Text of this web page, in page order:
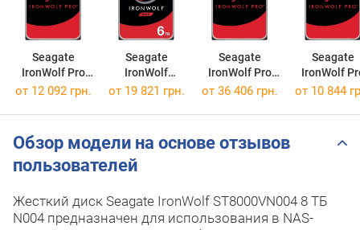
Seagate
IronWolf Pro
ST8000NT001
Seagate
IronWolf
ST8000VN0022
Seagate
IronWolf Pro
ST16000NT001
Seagate
IronWolf
от 12 092 грн. от 19 821 грн. от 36 406 грн. от 10 844
Обзор модели на основе отзывов
пользователей
Жесткий диск Seagate IronWolf ST8000VN004 8 ТБ
N004 предназначен для использования в NAS-